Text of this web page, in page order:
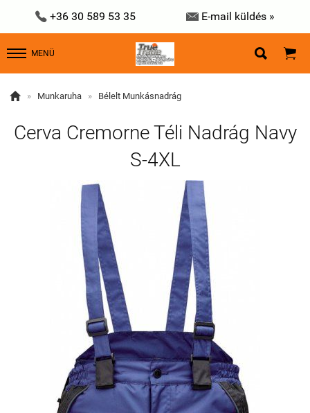
 +36 30 589 53 35  E-mail küldés »
MENÜ  
 » Munkaruha » Bélelt Munkásnadrág
Cerva Cremorne Téli Nadrág Navy
S-4XL